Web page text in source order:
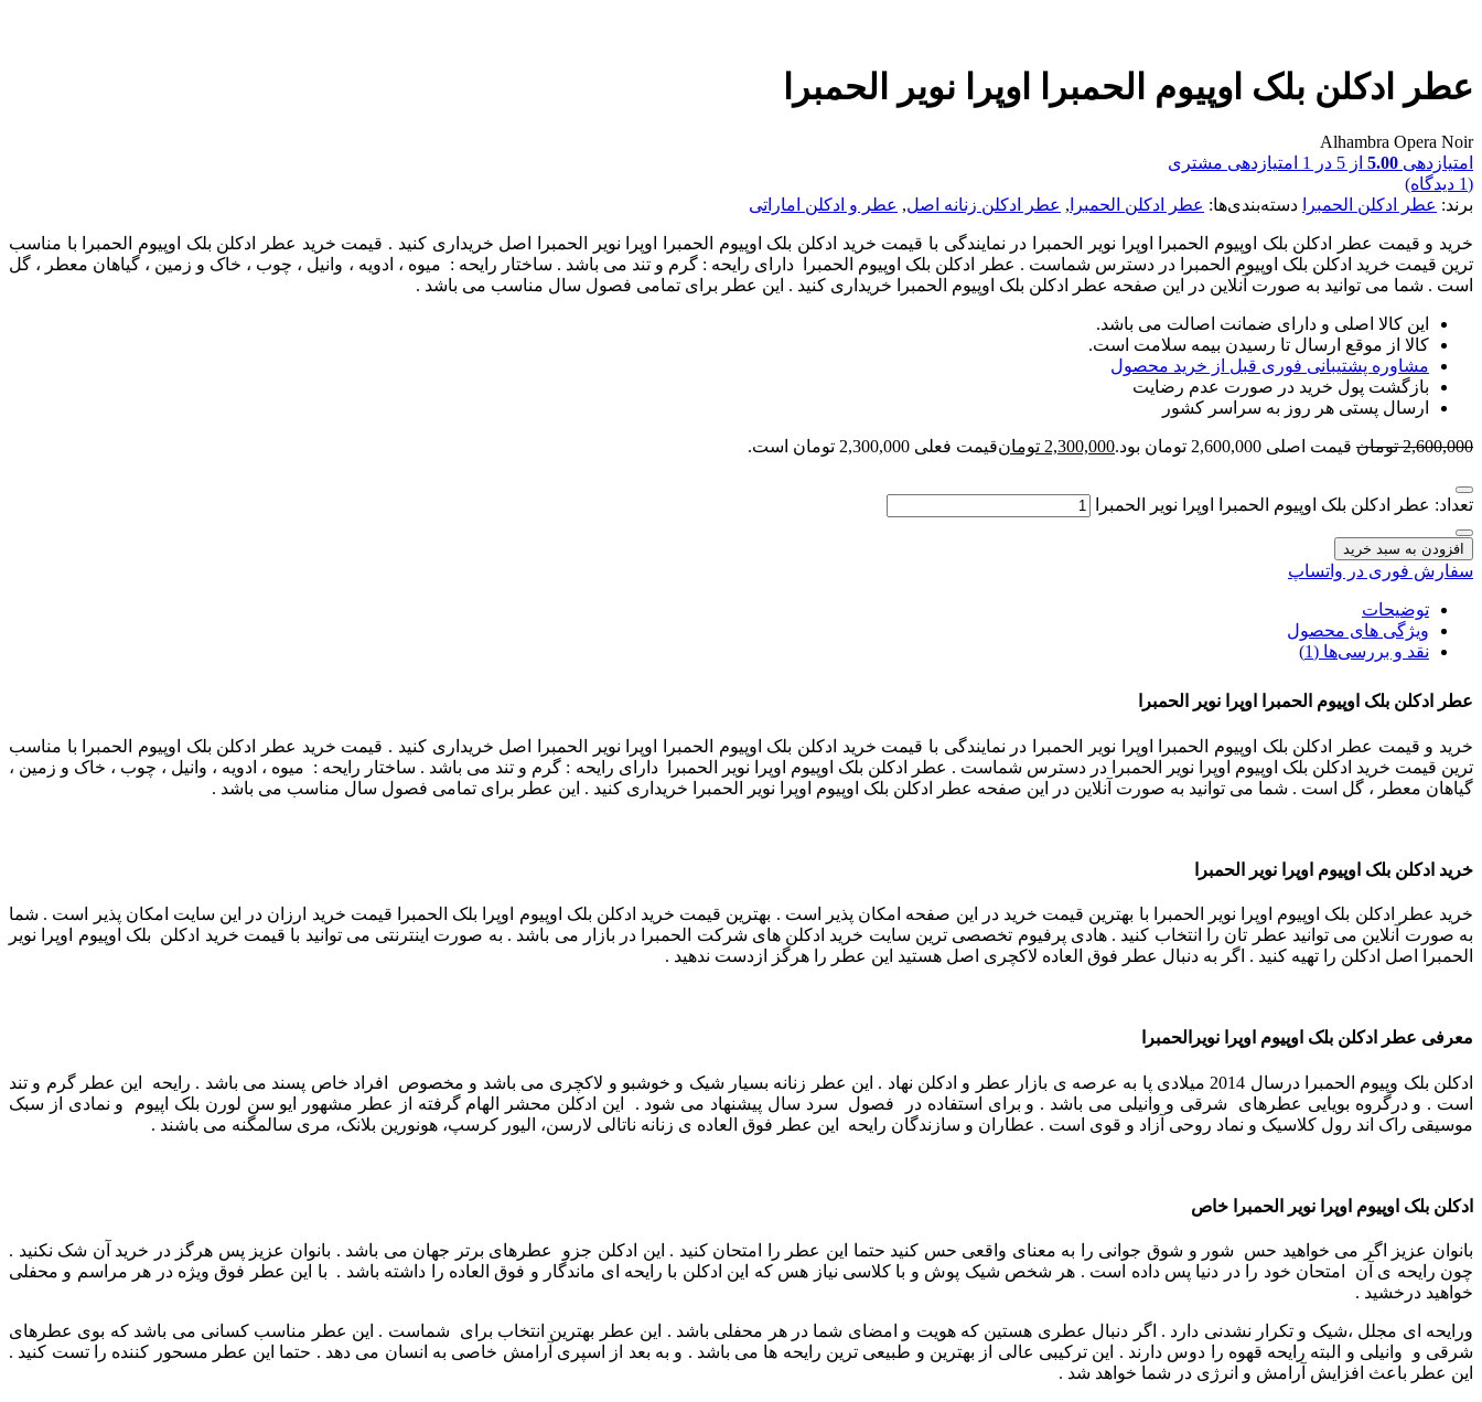
عطر ادکلن بلک اوپیوم الحمبرا اوپرا نویر الحمبرا
Alhambra Opera Noir
امتیازدهی 5.00 از 5 در 1 امتیازدهی مشتری
(
1 دیدگاه)
برند: عطر ادکلن الحمبرا دسته‌بندی‌ها: عطر ادکلن الحمبرا , عطر ادکلن زنانه اصل, عطر و ادکلن اماراتی
خرید و قیمت عطر ادکلن بلک اوپیوم الحمبرا اوپرا نویر الحمبرا در نمایندگی با قیمت خرید ادکلن بلک اوپیوم الحمبرا اوپرا نویر الحمبرا اصل خریداری کنید . قیمت خرید عطر ادکلن بلک اوپیوم الحمبرا با مناسب
ترین قیمت خرید ادکلن بلک اوپیوم الحمبرا در دسترس شماست . عطر ادکلن بلک اوپیوم الحمبرا دارای رایحه : گرم و تند می باشد . ساختار رایحه : میوه ، ادویه ، وانیل ، چوب ، خاک و زمین ، گیاهان معطر ، گل
است . شما می توانید به صورت آنلاین در این صفحه عطر ادکلن بلک اوپیوم الحمبرا خریداری کنید . این عطر برای تمامی فصول سال مناسب می باشد .
این کالا اصلی و دارای ضمانت اصالت می باشد.
کالا از موقع ارسال تا رسیدن بیمه سلامت است.
مشاوره پشتیبانی فوری قبل از خرید محصول
بازگشت پول خرید در صورت عدم رضایت
ارسال پستی هر روز به سراسر کشور
2,600,000 تومان قیمت اصلی 2,600,000 تومان بود. 2,300,000 تومانقیمت فعلی 2,300,000 تومان است.
تعداد: عطر ادکلن بلک اوپیوم الحمبرا اوپرا نویر الحمبرا
افزودن به سبد خرید
سفارش فوری در واتساپ
توضیحات
ویژگی های محصول
نقد و بررسی‌ها (1)
عطر ادکلن بلک اوپیوم الحمبرا اوپرا نویر الحمبرا
خرید و قیمت عطر ادکلن بلک اوپیوم الحمبرا اوپرا نویر الحمبرا در نمایندگی با قیمت خرید ادکلن بلک اوپیوم الحمبرا اوپرا نویر الحمبرا اصل خریداری کنید . قیمت خرید عطر ادکلن بلک اوپیوم الحمبرا با مناسب
ترین قیمت خرید ادکلن بلک اوپیوم اوپرا نویر الحمبرا در دسترس شماست . عطر ادکلن بلک اوپیوم اوپرا نویر الحمبرا دارای رایحه : گرم و تند می باشد . ساختار رایحه : میوه ، ادویه ، وانیل ، چوب ، خاک و زمین ،
گیاهان معطر ، گل است . شما می توانید به صورت آنلاین در این صفحه عطر ادکلن بلک اوپیوم اوپرا نویر الحمبرا خریداری کنید . این عطر برای تمامی فصول سال مناسب می باشد .
خرید ادکلن بلک اوپیوم اوپرا نویر الحمبرا
خرید عطر ادکلن بلک اوپیوم اوپرا نویر الحمبرا با بهترین قیمت خرید در این صفحه امکان پذیر است . بهترین قیمت خرید ادکلن بلک اوپیوم اوپرا بلک الحمبرا قیمت خرید ارزان در این سایت امکان پذیر است . شما
به صورت آنلاین می توانید عطر تان را انتخاب کنید . هادی پرفیوم تخصصی ترین سایت خرید ادکلن های شرکت الحمبرا در بازار می باشد . به صورت اینترنتی می توانید با قیمت خرید ادکلن بلک اوپیوم اوپرا نویر
الحمبرا اصل ادکلن را تهیه کنید . اگر به دنبال عطر فوق العاده لاکچری اصل هستید این عطر را هرگز ازدست ندهید .
معرفی عطر ادکلن بلک اوپیوم اوپرا نویرالحمبرا
ادکلن بلک وپیوم الحمبرا درسال 2014 میلادی پا به عرصه ی بازار عطر و ادکلن نهاد . این عطر زنانه بسیار شیک و خوشبو و لاکچری می باشد و مخصوص افراد خاص پسند می باشد . رایحه این عطر گرم و تند
است . و درگروه بویایی عطرهای شرقی و وانیلی می باشد . و برای استفاده در فصول سرد سال پیشنهاد می ‌شود .
این ادکلن محشر الهام گرفته از عطر مشهور ایو سن لورن بلک اپیوم و نمادی از سبک
موسیقی راک اند رول کلاسیک و نماد روحی آزاد و قوی است . عطاران و سازندگان رایحه این عطر فوق العاده ی زنانه ناتالی لارسن، الیور کرسپ، هونورین بلانک، مری سالمگنه می باشند .
ادکلن بلک اوپیوم اوپرا نویر الحمبرا خاص
بانوان عزیز اگر می خواهید حس شور و شوق جوانی را به معنای واقعی حس کنید حتما این عطر را امتحان کنید . این ادکلن جزو عطرهای برتر جهان می باشد . بانوان عزیز پس هرگز در خرید آن شک نکنید .
چون رایحه ی آن امتحان خود را در دنیا پس داده است . هر شخص شیک پوش و با کلاسی نیاز هس که این ادکلن با رایحه ای ماندگار و فوق العاده را داشته باشد . با این عطر فوق ویژه در هر مراسم و محفلی
خواهید درخشید .
ورایحه ای مجلل ،شیک و تکرار نشدنی دارد . اگر دنبال عطری هستین که هویت و امضای شما در هر محفلی باشد . این عطر بهترین انتخاب برای شماست . این عطر مناسب کسانی می باشد که بوی عطرهای
شرقی و وانیلی و البته رایحه قهوه را دوس دارند .
این ترکیبی عالی از بهترین و طبیعی ترین رایحه ها می باشد . و به بعد از اسپری آرامش خاصی به انسان می دهد . حتما این عطر مسحور کننده را تست کنید .
این عطر باعث افزایش آرامش و انرژی در شما خواهد شد .